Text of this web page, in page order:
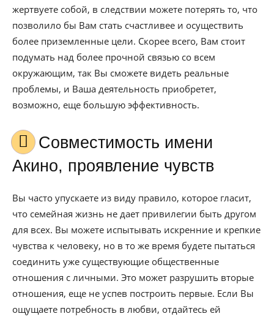
жертвуете собой, в следствии можете потерять то, что
позволило бы Вам стать счастливее и осуществить
более приземленные цели. Скорее всего, Вам стоит
подумать над более прочной связью со всем
окружающим, так Вы сможете видеть реальные
проблемы, и Ваша деятельность приобретет,
возможно, еще большую эффективность.
Совместимость имени
Акино, проявление чувств
Вы часто упускаете из виду правило, которое гласит,
что семейная жизнь не дает привилегии быть другом
для всех. Вы можете испытывать искренние и крепкие
чувства к человеку, но в то же время будете пытаться
соединить уже существующие общественные
отношения с личными. Это может разрушить вторые
отношения, еще не успев построить первые. Если Вы
ощущаете потребность в любви, отдайтесь ей